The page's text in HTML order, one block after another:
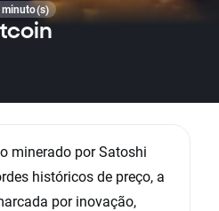
minuto(s)
minerado por Satoshi
históricos de preço, a
por inovação,